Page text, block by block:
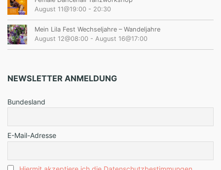
August 11@19:00 - 20:30
Mein Lila Fest Wechseljahre – Wandeljahre
August 12@08:00 - August 16@17:00
NEWSLETTER ANMELDUNG
Bundesland
E-Mail-Adresse